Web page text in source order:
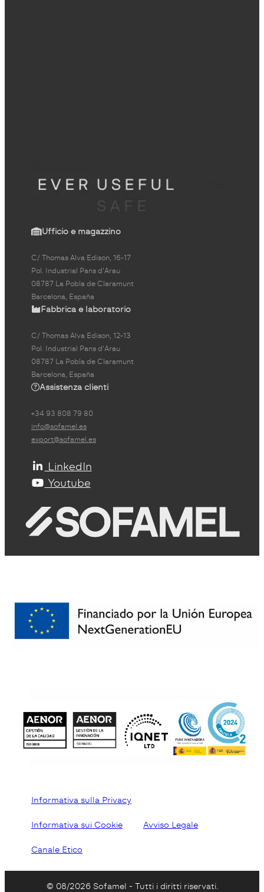
Ufficio e magazzino
C/ Thomas Alva Edison, 16-17
Pol. Industrial Pans d'Arau
08787 La Pobla de Claramunt
Barcelona, España
Fabbrica e laboratorio
C/ Thomas Alva Edison, 12-13
Pol. Industrial Pans d'Arau
08787 La Pobla de Claramunt
Barcelona, España
Assistenza clienti
+34 93 808 79 80
info@sofamel.es
export@sofamel.es
LinkedIn
Youtube
Informativa sulla Privacy
Informativa sui Cookie Avviso Legale
Canale Etico
© 08/2026 Sofamel - Tutti i diritti riservati.